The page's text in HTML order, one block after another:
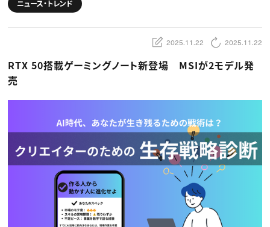
動画配信・映像制作
マーケティング
お役立ち基礎知識
TOP Creator’s コラム トップ
アプリクリエイター
マーケッター
クリエイターインタビュー
C＆R Magazine
セミナー
ニュース・トレンド トップ
Web
ゲーム・エンタメ
CREATIVE VILLAGEからのお知らせ
プロフェッショナル×つながる×メディア
ニュース・トレンド
2025.11.22 2025.11.22
RTX 50搭載ゲーミングノート新登場 MSIが2モデル発
売